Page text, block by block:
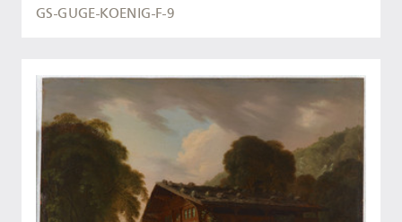
GS-GUGE-KOENIG-F-9